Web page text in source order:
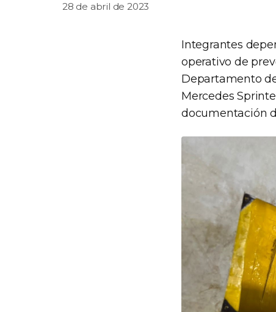
28 de abril de 2023
Integrantes
operativo de
Departamento
Mercedes
documentación